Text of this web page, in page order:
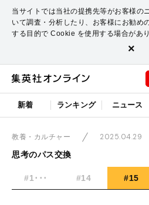
当サイトでは当社の提携先等がお客様の
いて調査・分析したり、お客様にお勧め
する目的で Cookie を使用する場合があり
×
新着 ランキング ニュース
教養・カルチャー
2025.04.29
思考のパス交換
#1･･･ #14 #15